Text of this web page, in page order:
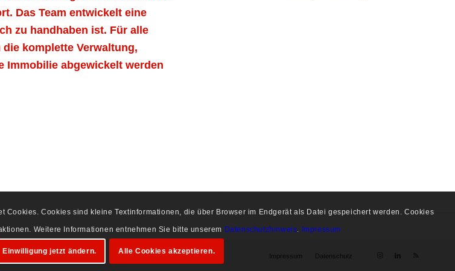
Das Team entwickelt eine
zu handhaben ist. Für alle
komplette Verwaltung,
Immobilie abgewickelt werden
Impressum Datenschutz
Cookies. Cookies sind kleine Textinformationen, die über Browser im Endgerät als Datei gespeichert werden. Cookies
Weitere Informationen entnehmen Sie bitte unserem Datenschutzhinweis. Impressum
Einwilligung jetzt ändern. Alle Cookies akzeptieren.